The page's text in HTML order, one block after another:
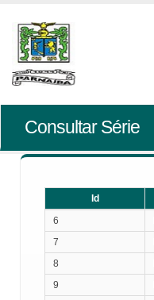
Consultar Série
Id
6
7
8
9